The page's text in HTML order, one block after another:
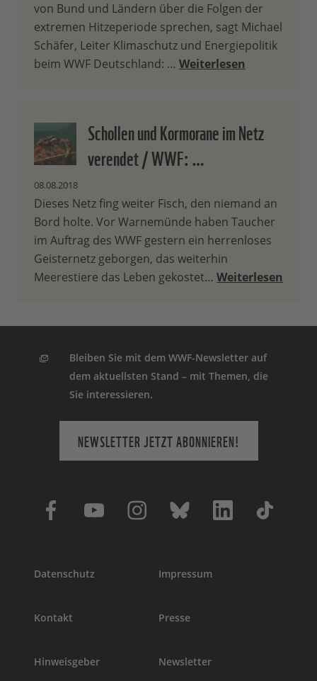
von Bund und Ländern über die Folgen der
extremen Hitzeperiode sprechen, sagt Michael
Schäfer, Leiter Klimaschutz und Energiepolitik
beim WWF Deutschland: … Weiterlesen
Schollen und Kormorane im Netz
verendet / WWF: …
08.08.2018
Dieses Netz fing weiter Fisch, den niemand an
Bord holte. Vor Warnemünde haben Taucher
im Auftrag des WWF gestern ein herrenloses
Geisternetz geborgen, das weiterhin
Meerestiere das Leben gekostet… Weiterlesen
Bleiben Sie mit dem WWF-Newsletter auf
dem aktuellsten Stand – mit Themen, die
Sie interessieren.
NEWSLETTER JETZT ABONNIEREN!
Datenschutz Impressum
Kontakt Presse
Hinweisgeber Newsletter